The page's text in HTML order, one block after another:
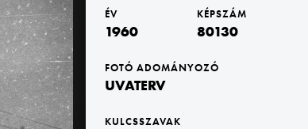
ÉV
1960
KÉPSZÁM
80130
FOTÓ ADOMÁNYOZÓ
UVATERV
KULCSSZAVAK